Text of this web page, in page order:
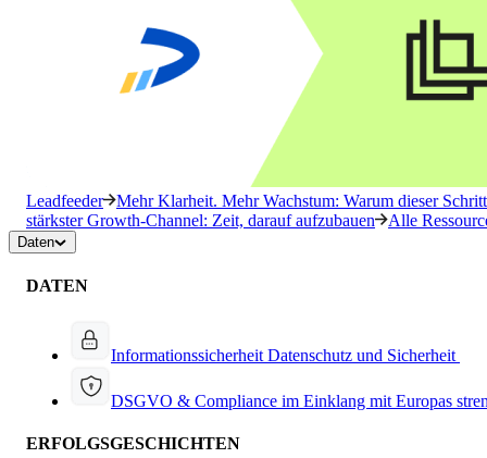
Leadfeeder
Mehr Klarheit. Mehr Wachstum: Warum dieser
stärkster Growth-Channel: Zeit, darauf aufzubauen
Alle
Daten
DATEN
Informationssicherheit Datenschutz und Sicherheit
DSGVO & Compliance im Einklang mit Europas
ERFOLGSGESCHICHTEN